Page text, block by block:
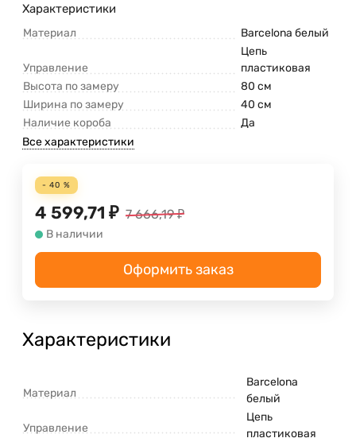
Характеристики
Материал Barcelona белый
Управление
Цепь
пластиковая
Высота по замеру
80 см
Ширина по замеру
40 см
Наличие короба
Да
Все характеристики
- 40 %
4 599,71 ₽ 7 666,19 ₽
В наличии
Оформить заказ
Характеристики
Материал
Barcelona
белый
Управление
Цепь
пластиковая